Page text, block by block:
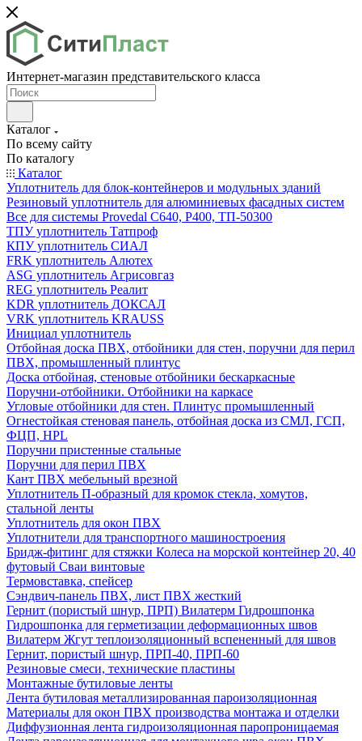
Интернет-магазин представительского класса
Каталог
По всему сайту
По каталогу
Каталог
Уплотнитель для блок-контейнеров и модульных зданий
Резиновый уплотнитель для алюминиевых фасадных систем
Все для системы Provedal С640, Р400, ТП-50300
ТПУ уплотнитель Татпроф
КПУ уплотнитель СИАЛ
FRK уплотнитель Алютех
ASG уплотнитель Агрисовгаз
REG уплотнитель Реалит
KDR уплотнитель ДОКСАЛ
VRK уплотнитель KRAUSS
Инициал уплотнитель
Отбойная доска ПВХ, отбойники для стен, поручни для перил
ПВХ, промышленный плинтус
Доска отбойная, стеновые отбойники бескаркасные
Поручни-отбойники. Отбойники на каркасе
Угловые отбойники для стен. Плинтус промышленный
Огнестойкая стеновая панель, отбойная доска из СМЛ, ГСП,
ФЦП, HPL
Поручни пристенные стальные
Поручни для перил ПВХ
Кант ПВХ мебельный врезной
Уплотнитель П-образный для кромок стекла, хомутов,
стальной ленты
Уплотнитель для окон ПВХ
Уплотнители для транспортного машиностроения
Бридж-фитинг для стяжки Колеса на морской контейнер 20, 40
футовый Сваи винтовые
Термовставка, спейсер
Сэндвич-панель ПВХ, лист ПВХ жесткий
Гернит (пористый шнур, ПРП) Вилатерм Гидрошпонка
Гидрошпонка для герметизации деформационных швов
Вилатерм Жгут теплоизоляционный вспененный для швов
Гернит, пористый шнур, ПРП-40, ПРП-60
Резиновые смеси, технические пластины
Монтажные бутиловые ленты
Лента бутиловая металлизированная пароизоляционная
Материалы для окон ПВХ производства монтажа и отделки
Диффузионная лента гидроизоляционная паропроницаемая